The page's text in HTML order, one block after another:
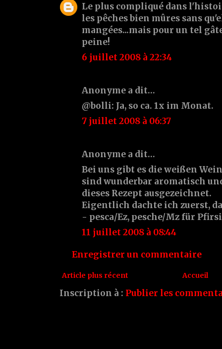
Le plus compliqué dans
les pêches bien mûres sans
mangées...mais pour un tel
peine!
6 juillet 2008 à 22:34
Anonyme a dit…
@bolli: Ja, so ca. 1x im Monat.
7 juillet 2008 à 06:37
Anonyme a dit…
Bei uns gibt es die weißen
sind wunderbar aromatisch
dieses Rezept ausgezeichnet.
Eigentlich dachte ich zuerst,
- pesca/Ez, pesche/Mz für
11 juillet 2008 à 08:44
Enregistrer un commentaire
Article plus récent Accueil
Inscription à : Publier les